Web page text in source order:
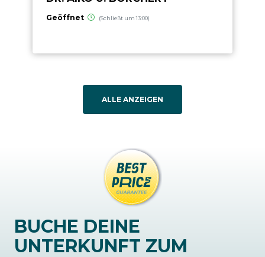
Geöffnet (Schließt um 13:00)
ALLE ANZEIGEN
BUCHE DEINE
UNTERKUNFT ZUM